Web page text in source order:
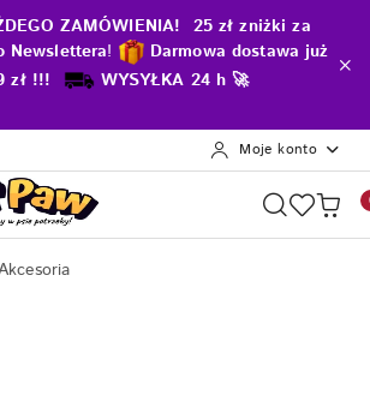
głównej
konto
głównego
produktu
ZAMÓWIENIA! 25 zł zniżki za
Newslettera! Darmowa dostawa już
zł !!!
WYSYŁKA 24 h 🚀
Moje konto